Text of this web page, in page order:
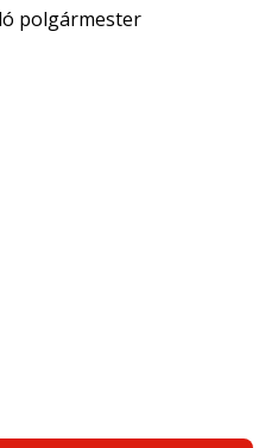
polgármester